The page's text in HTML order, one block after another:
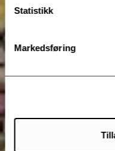
Statistikk
Markedsføring